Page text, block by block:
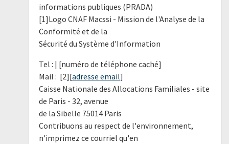
informations publiques (PRADA)
[1]Logo CNAF Macssi - Mission de l'Analyse de la
Conformité et de la
Sécurité du Système d'Information
Tel : | [numéro de téléphone caché]
Mail : [2][adresse email]
Caisse Nationale des Allocations Familiales - site
de Paris - 32, avenue
de la Sibelle 75014 Paris
Contribuons au respect de l'environnement,
n'imprimez ce courriel qu'en